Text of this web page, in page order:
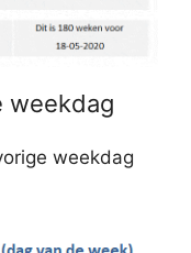
weekdag
weekdag